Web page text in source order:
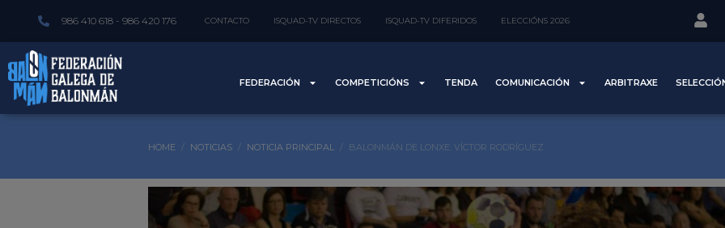
986 410 618 - 986 420 176 CONTACTO ISQUAD-TV DIRECTOS ISQUAD-TV DIFERIDOS ELECCIÓNS 2026
FEDERACIÓN COMPETICIÓNS TENDA COMUNICACIÓN ARBITRAXE
HOME NOTICIAS NOTICIA PRINCIPAL BALONMÁN DE LONXE: VÍCTOR RODRÍGUEZ